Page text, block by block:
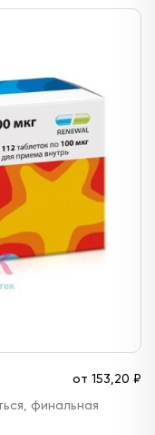
от 153, 20 ₽
финальная